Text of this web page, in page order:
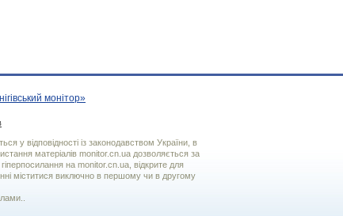
монітор»
у відповідності із законодавством України, в
матерiалiв monitor.cn.ua дозволяється за
на monitor.cn.ua, відкрите для
міститися виключно в першому чи в другому